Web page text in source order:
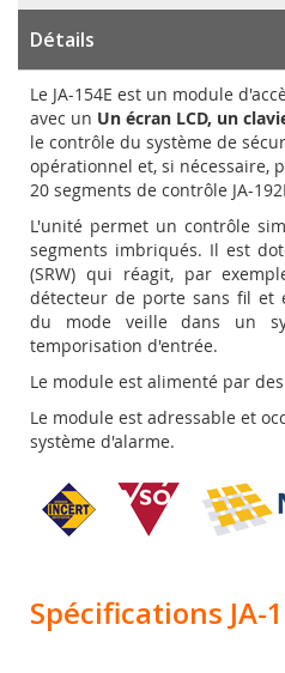
Détails
Le JA-154E est un module
avec un Un écran LCD, un
le contrôle du système de
opérationnel et, si nécessaire,
20 segments de contrôle JA-
L'unité permet un contrôle
segments imbriqués. Il est
(SRW) qui réagit, par
détecteur de porte sans fil et
du mode veille dans un
temporisation d'entrée.
Le module est alimenté par
Le module est adressable et
système d'alarme.
Spécifications JA-